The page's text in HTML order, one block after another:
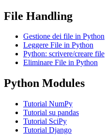
File Handling
Gestione dei file in Python
Leggere File in Python
Python: scrivere/creare file
Eliminare File in Python
Python Modules
Tutorial NumPy
Tutorial su pandas
Tutorial SciPy
Tutorial Django